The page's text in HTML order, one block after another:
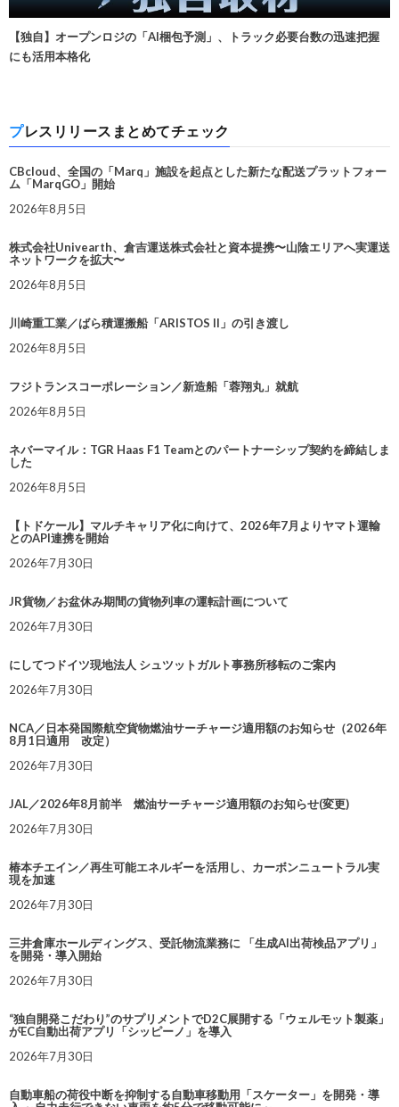
【独自】オープンロジの「AI梱包予測」、トラック必要台数の迅速把握
にも活用本格化
プレスリリースまとめてチェック
CBcloud、全国の「Marq」施設を起点とした新たな配送プラットフォー
ム「MarqGO」開始
2026年8月5日
株式会社Univearth、倉吉運送株式会社と資本提携〜山陰エリアへ実運送
ネットワークを拡大〜
2026年8月5日
川崎重工業／ばら積運搬船「ARISTOS II」の引き渡し
2026年8月5日
フジトランスコーポレーション／新造船「蓉翔丸」就航
2026年8月5日
ネバーマイル：TGR Haas F1 Teamとのパートナーシップ契約を締結しま
した
2026年8月5日
【トドケール】マルチキャリア化に向けて、2026年7月よりヤマト運輸
とのAPI連携を開始
2026年7月30日
JR貨物／お盆休み期間の貨物列車の運転計画について
2026年7月30日
にしてつドイツ現地法人 シュツットガルト事務所移転のご案内
2026年7月30日
NCA／日本発国際航空貨物燃油サーチャージ適用額のお知らせ（2026年
8月1日適用 改定）
2026年7月30日
JAL／2026年8月前半 燃油サーチャージ適用額のお知らせ(変更)
2026年7月30日
椿本チエイン／再生可能エネルギーを活用し、カーボンニュートラル実
現を加速
2026年7月30日
三井倉庫ホールディングス、受託物流業務に 「生成AI出荷検品アプリ」
を開発・導入開始
2026年7月30日
“独自開発こだわり”のサプリメントでD2C展開する「ウェルモット製薬」
がEC自動出荷アプリ「シッピーノ」を導入
2026年7月30日
自動車船の荷役中断を抑制する自動車移動用「スケーター」を開発・導